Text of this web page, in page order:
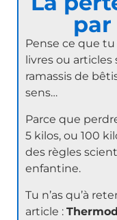
par
Pense ce que
livres ou
ramassis de
sens…
Parce que
5 kilos, ou 100
des règles
enfantine.
Tu n’as qu’à
article :